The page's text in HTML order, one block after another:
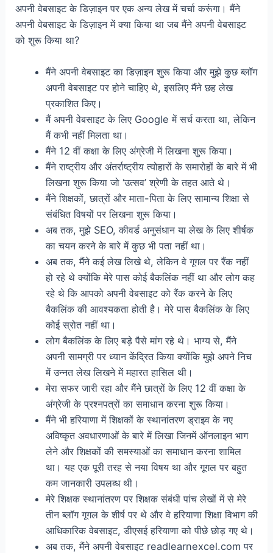
अपनी वेबसाइट के डिज़ाइन पर एक अन्य लेख में चर्चा करूंगा। मैंने
अपनी वेबसाइट के डिज़ाइन में क्या किया था जब मैंने अपनी वेबसाइट
को शुरू किया था?
मैंने अपनी वेबसाइट का डिज़ाइन शुरू किया और मुझे कुछ ब्लॉग
अपनी वेबसाइट पर होने चाहिए थे, इसलिए मैंने छह लेख
प्रकाशित किए।
मैं अपनी वेबसाइट के लिए Google में सर्च करता था, लेकिन
मैं कभी नहीं मिलता था।
मैंने 12 वीं कक्षा के लिए अंग्रेजी में लिखना शुरू किया।
मैंने राष्ट्रीय और अंतर्राष्ट्रीय त्योहारों के समारोहों के बारे में भी
लिखना शुरू किया जो ‘उत्सव’ श्रेणी के तहत आते थे।
मैंने शिक्षकों, छात्रों और माता-पिता के लिए सामान्य शिक्षा से
संबंधित विषयों पर लिखना शुरू किया।
अब तक, मुझे SEO, कीवर्ड अनुसंधान या लेख के लिए शीर्षक
का चयन करने के बारे में कुछ भी पता नहीं था।
अब तक, मैंने कई लेख लिखे थे, लेकिन वे गूगल पर रैंक नहीं
हो रहे थे क्योंकि मेरे पास कोई बैकलिंक नहीं था और लोग कह
रहे थे कि आपको अपनी वेबसाइट को रैंक करने के लिए
बैकलिंक की आवश्यकता होती है। मेरे पास बैकलिंक के लिए
कोई स्रोत नहीं था।
लोग बैकलिंक के लिए बड़े पैसे मांग रहे थे। भाग्य से, मैंने
अपनी सामग्री पर ध्यान केंद्रित किया क्योंकि मुझे अपने निच
में उन्नत लेख लिखने में महारत हासिल थी।
मेरा सफर जारी रहा और मैंने छात्रों के लिए 12 वीं कक्षा के
अंग्रेजी के प्रश्नपत्रों का समाधान करना शुरू किया।
मैंने भी हरियाणा में शिक्षकों के स्थानांतरण ड्राइव के नए
अविष्कृत अवधारणाओं के बारे में लिखा जिनमें ऑनलाइन भाग
लेने और शिक्षकों की समस्याओं का समाधान करना शामिल
था। यह एक पूरी तरह से नया विषय था और गूगल पर बहुत
कम जानकारी उपलब्ध थी।
मेरे शिक्षक स्थानांतरण पर शिक्षक संबंधी पांच लेखों में से मेरे
तीन ब्लॉग गूगल के शीर्ष पर थे और वे हरियाणा शिक्षा विभाग की
आधिकारिक वेबसाइट, डीएसई हरियाणा को पीछे छोड़ गए थे।
अब तक, मैंने अपनी वेबसाइट readlearnexcel.com पर